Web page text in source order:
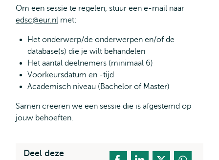
Om een sessie te regelen, stuur een e-mail naar
edsc@eur.nl met:
Het onderwerp/de onderwerpen en/of de
database(s) die je wilt behandelen
Het aantal deelnemers (minimaal 6)
Voorkeursdatum en -tijd
Academisch niveau (Bachelor of Master)
Samen creëren we een sessie die is afgestemd op
jouw behoeften.
Deel deze